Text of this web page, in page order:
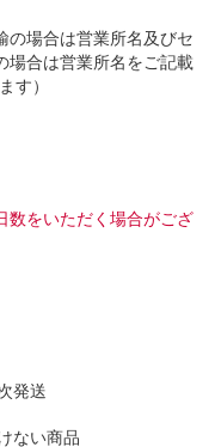
の場合は営業所名及びセ
場合は営業所名をご記載
す）
数をいただく場合がござ
発送
ない商品